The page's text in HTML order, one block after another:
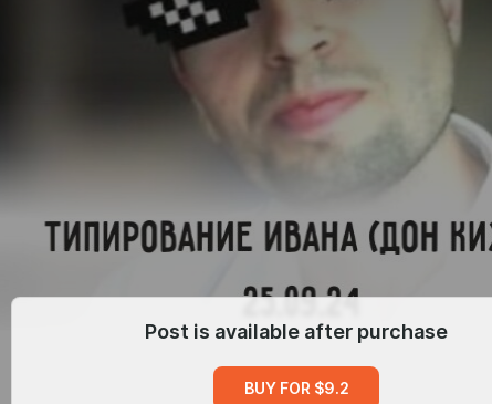
Post is available after purchase
BUY FOR $9.2